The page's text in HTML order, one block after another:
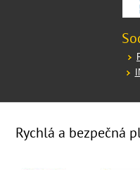
Rychlá a bezpečná